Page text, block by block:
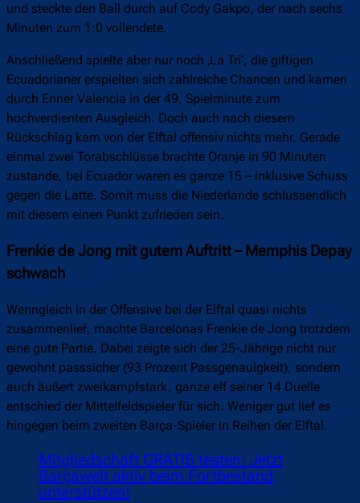
und steckte den Ball durch auf Cody Gakpo, der nach sechs
Minuten zum 1:0 vollendete.
Anschließend spielte aber nur noch ‚La Tri‘, die giftigen
Ecuadorianer erspielten sich zahlreiche Chancen und kamen
durch Enner Valencia in der 49. Spielminute zum
hochverdienten Ausgleich. Doch auch nach diesem
Rückschlag kam von der Elftal offensiv nichts mehr. Gerade
einmal zwei Torabschlüsse brachte Oranje in 90 Minuten
zustande, bei Ecuador waren es ganze 15 – inklusive Schuss
gegen die Latte. Somit muss die Niederlande schlussendlich
mit diesem einen Punkt zufrieden sein.
Frenkie de Jong mit gutem Auftritt – Memphis Depay
schwach
Wenngleich in der Offensive bei der Elftal quasi nichts
zusammenlief, machte Barcelonas Frenkie de Jong trotzdem
eine gute Partie. Dabei zeigte sich der 25-Jährige nicht nur
gewohnt passsicher (93 Prozent Passgenauigkeit), sondern
auch äußert zweikampfstark, ganze elf seiner 14 Duelle
entschied der Mittelfeldspieler für sich. Weniger gut lief es
hingegen beim zweiten Barça-Spieler in Reihen der Elftal.
Mitgliedschaft GRATIS testen: Jetzt
Barçawelt aktiv beim Fortbestand
unterstützen!